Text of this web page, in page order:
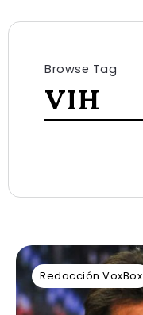
Browse Tag
VIH
Redacción VoxBox